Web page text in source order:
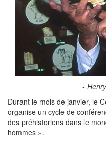
-
Durant le mois de janvier, le
organise un cycle de
des préhistoriens dans le
hommes ».